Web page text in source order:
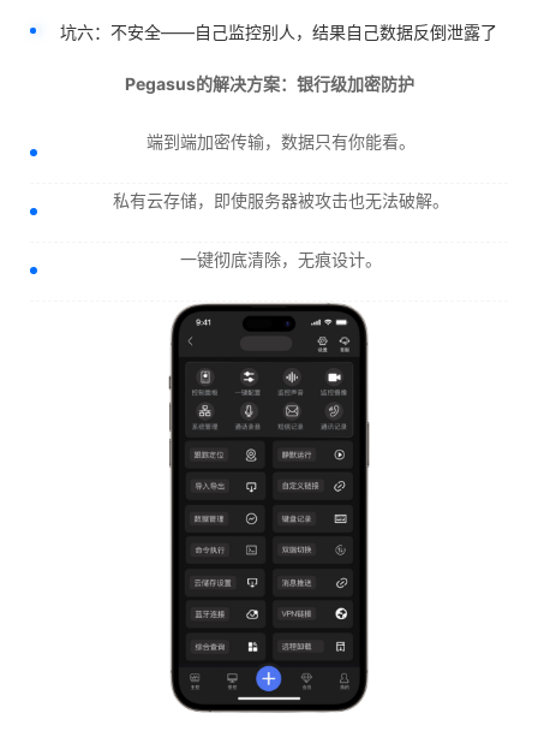
坑六：不安全——自己监控别人，结果自己数据反倒泄露了
Pegasus的解决方案：银行级加密防护
端到端加密传输，数据只有你能看。
私有云存储，即使服务器被攻击也无法破解。
一键彻底清除，无痕设计。